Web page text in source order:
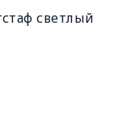
светлый